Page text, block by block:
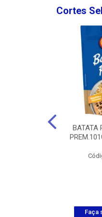
Cortes
BATATA
Faça